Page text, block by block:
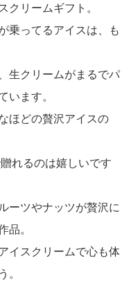
クリームギフト。
乗ってるアイスは、も
生クリームがまるでパ
います。
ほどの贅沢アイスの
れるのは嬉しいです
ーツやナッツが贅沢に
品。
イスクリームで心も体
。